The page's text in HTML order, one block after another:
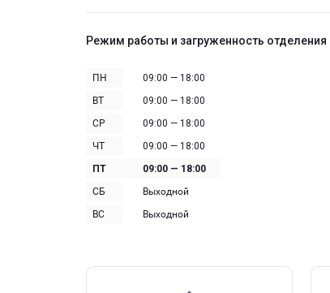
Режим работы и загруженность отделения
ПН
09:00 — 18:00
ВТ
09:00 — 18:00
СР
09:00 — 18:00
ЧТ
09:00 — 18:00
ПТ
09:00 — 18:00
СБ
Выходной
ВС
Выходной